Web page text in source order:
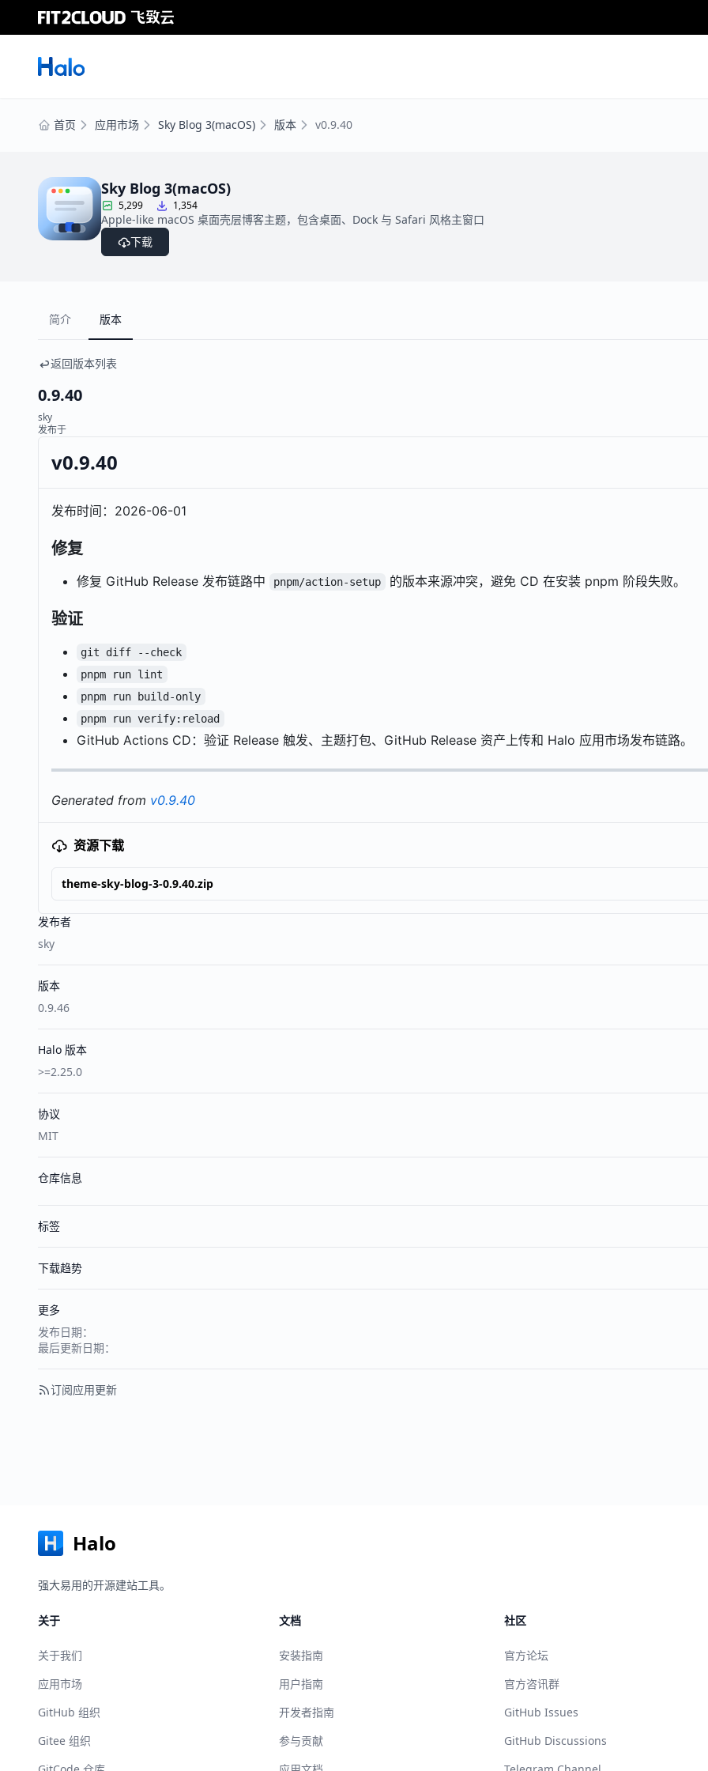
首页 应用市场 Sky Blog 3(macOS) 版本 v0.9.40
Sky Blog 3(macOS)
5,299 1,354
Apple-like macOS 桌面壳层博客主题，包含桌面、Dock 与 Safari 风格主窗口
下载
发布者
sky
版本
0.9.46
Halo 版本
>=2.25.0
协议
MIT
仓库信息
标签
下载趋势
更多
发布日期：
最后更新日期：
订阅应用更新
简介 版本
返回版本列表
0.9.40
sky
发布于
v0.9.40
发布时间：2026-06-01
修复
修复 GitHub Release 发布链路中 pnpm/action-setup 的版本来源冲突，避免 CD 在安装 pnpm 阶段失败。
验证
git diff --check
pnpm run lint
pnpm run build-only
pnpm run verify:reload
GitHub Actions CD：验证 Release 触发、主题打包、GitHub Release 资产上传和 Halo 应用市场发布链路。
Generated from v0.9.40
资源下载
theme-sky-blog-3-0.9.40.zip
Halo
强大易用的开源建站工具。
关于
关于我们
应用市场
GitHub 组织
Gitee 组织
文档
安装指南
用户指南
开发者指南
参与贡献
社区
官方论坛
官方咨讯群
GitHub Issues
GitHub Discussions